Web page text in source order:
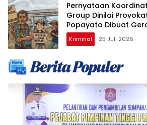
Pernyataan
Group Dinilai
Popayato Dibuat
Kriminal 25 Juli 2026